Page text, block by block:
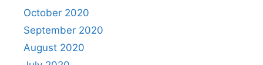
October 2020
September 2020
August 2020